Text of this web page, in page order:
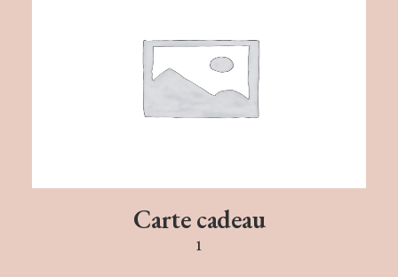
Carte cadeau
1